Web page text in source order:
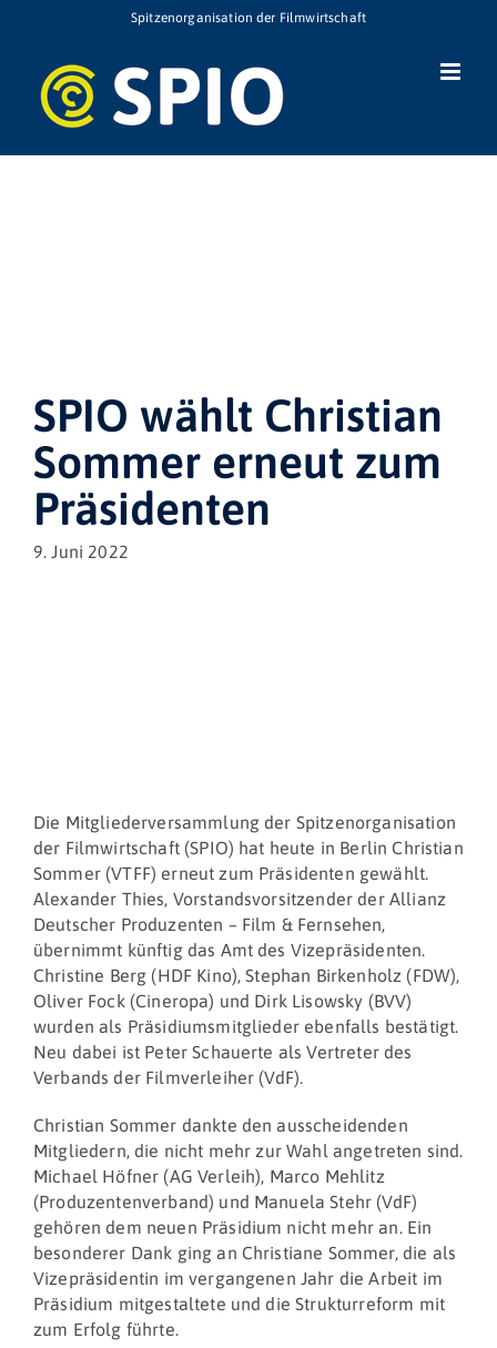
springen
Spitzenorganisation der Filmwirtschaft
SPIO wählt Christian
Sommer erneut zum
Präsidenten
9. Juni 2022
Die Mitgliederversammlung der Spitzenorganisation
der Filmwirtschaft (SPIO) hat heute in Berlin Christian
Sommer (VTFF) erneut zum Präsidenten gewählt.
Alexander Thies, Vorstandsvorsitzender der Allianz
Deutscher Produzenten – Film & Fernsehen,
übernimmt künftig das Amt des Vizepräsidenten.
Christine Berg (HDF Kino), Stephan Birkenholz (FDW),
Oliver Fock (Cineropa) und Dirk Lisowsky (BVV)
wurden als Präsidiumsmitglieder ebenfalls bestätigt.
Neu dabei ist Peter Schauerte als Vertreter des
Verbands der Filmverleiher (VdF).
Christian Sommer dankte den ausscheidenden
Mitgliedern, die nicht mehr zur Wahl angetreten sind.
Michael Höfner (AG Verleih), Marco Mehlitz
(Produzentenverband) und Manuela Stehr (VdF)
gehören dem neuen Präsidium nicht mehr an. Ein
besonderer Dank ging an Christiane Sommer, die als
Vizepräsidentin im vergangenen Jahr die Arbeit im
Präsidium mitgestaltete und die Strukturreform mit
zum Erfolg führte.